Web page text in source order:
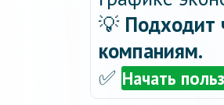
💡 Подходит
компаниям.
✅ Начать